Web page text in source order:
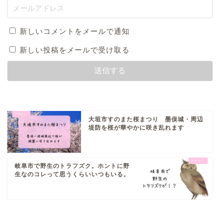
新しいコメントをメールで通知
新しい投稿をメールで受け取る
大垣市すのまた桜まつり 墨俣城・周辺
堤防を桜が華やかに咲き乱れます
岐阜市で野生のトラフズク。ホントに野
生なのコレって思うくらいいつもいる。